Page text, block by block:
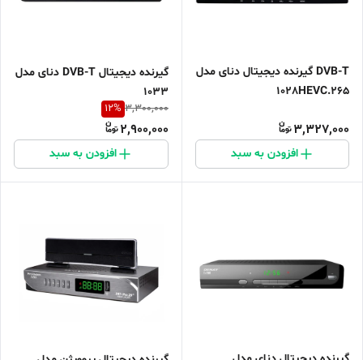
DVB-T گیرنده دیجیتال دنای مدل
1028HEVC.265
3,327,000
افزودن به سبد
گیرنده دیجیتال DVB-T دنای مدل
1033
3,300,000
12%
2,900,000
افزودن به سبد